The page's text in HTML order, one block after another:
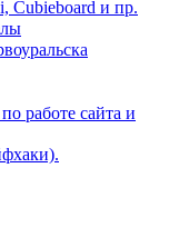
Cubieboard и пр.
работе сайта и